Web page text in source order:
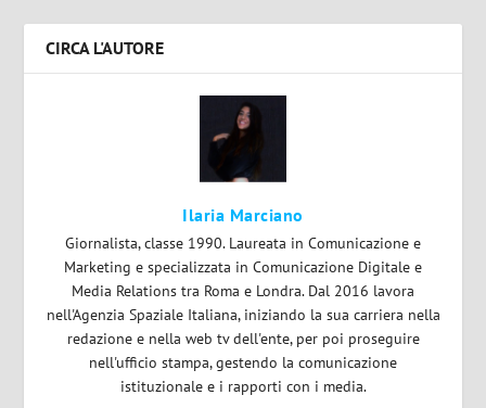
CIRCA L'AUTORE
Ilaria Marciano
Giornalista, classe 1990. Laureata in Comunicazione e
Marketing e specializzata in Comunicazione Digitale e
Media Relations tra Roma e Londra. Dal 2016 lavora
nell'Agenzia Spaziale Italiana, iniziando la sua carriera nella
redazione e nella web tv dell'ente, per poi proseguire
nell'ufficio stampa, gestendo la comunicazione
istituzionale e i rapporti con i media.